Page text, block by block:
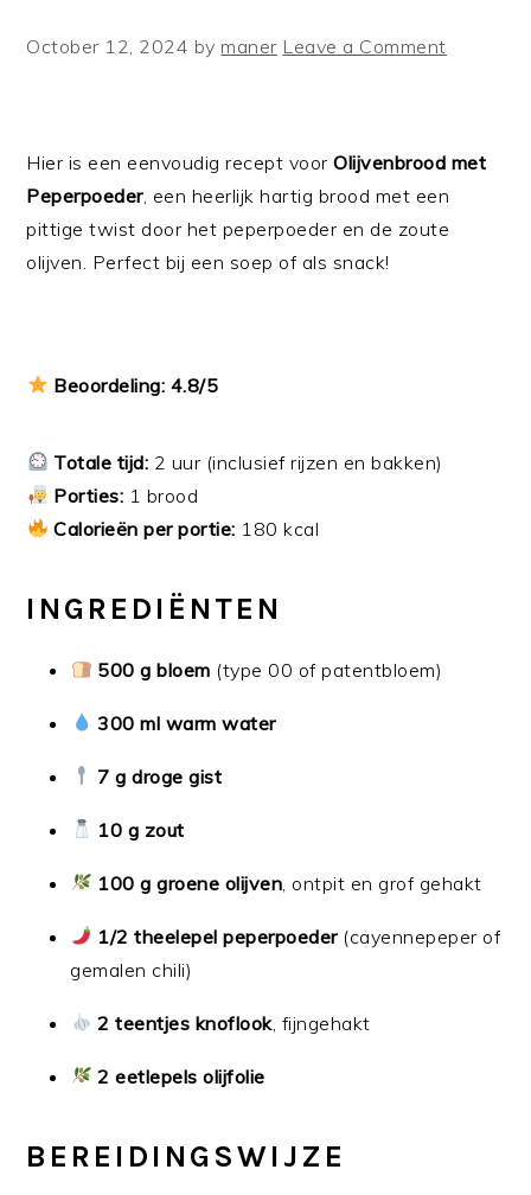
October 12, 2024 bymaner Leave a Comment
Hier is een eenvoudig recept voorOlijvenbrood met
Peperpoeder, een heerlijk hartig brood met een
pittige twist door het peperpoeder en de zoute
olijven. Perfect bij een soep of als snack!
Beoordeling: 4.8/5
Totale tijd: 2 uur (inclusief rijzen en bakken)
Porties: 1 brood
Calorieën per portie: 180 kcal
INGREDIËNTEN
500 g bloem (type 00 of patentbloem)
300 ml warm water
7 g droge gist
10 g zout
100 g groene olijven , ontpit en grof gehakt
1/2 theelepel peperpoeder(cayennepeper of
gemalen chili)
2 teentjes knoflook, fijngehakt
2 eetlepels olijfolie
BEREIDINGSWIJZE